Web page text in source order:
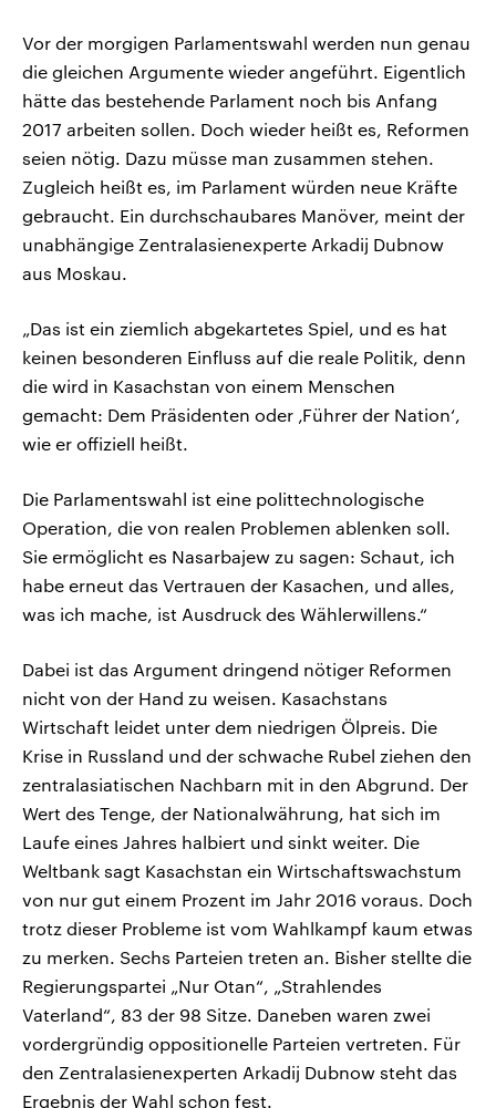
Vor der morgigen Parlamentswahl werden nun genau
die gleichen Argumente wieder angeführt. Eigentlich
hätte das bestehende Parlament noch bis Anfang
2017 arbeiten sollen. Doch wieder heißt es, Reformen
seien nötig. Dazu müsse man zusammen stehen.
Zugleich heißt es, im Parlament würden neue Kräfte
gebraucht. Ein durchschaubares Manöver, meint der
unabhängige Zentralasienexperte Arkadij Dubnow
aus Moskau.
„Das ist ein ziemlich abgekartetes Spiel, und es hat
keinen besonderen Einfluss auf die reale Politik, denn
die wird in Kasachstan von einem Menschen
gemacht: Dem Präsidenten oder ‚Führer der Nation‘,
wie er offiziell heißt.
Die Parlamentswahl ist eine polittechnologische
Operation, die von realen Problemen ablenken soll.
Sie ermöglicht es Nasarbajew zu sagen: Schaut, ich
habe erneut das Vertrauen der Kasachen, und alles,
was ich mache, ist Ausdruck des Wählerwillens.“
Dabei ist das Argument dringend nötiger Reformen
nicht von der Hand zu weisen. Kasachstans
Wirtschaft leidet unter dem niedrigen Ölpreis. Die
Krise in Russland und der schwache Rubel ziehen den
zentralasiatischen Nachbarn mit in den Abgrund. Der
Wert des Tenge, der Nationalwährung, hat sich im
Laufe eines Jahres halbiert und sinkt weiter. Die
Weltbank sagt Kasachstan ein Wirtschaftswachstum
von nur gut einem Prozent im Jahr 2016 voraus. Doch
trotz dieser Probleme ist vom Wahlkampf kaum etwas
zu merken. Sechs Parteien treten an. Bisher stellte die
Regierungspartei „Nur Otan“, „Strahlendes
Vaterland“, 83 der 98 Sitze. Daneben waren zwei
vordergründig oppositionelle Parteien vertreten. Für
den Zentralasienexperten Arkadij Dubnow steht das
Ergebnis der Wahl schon fest.